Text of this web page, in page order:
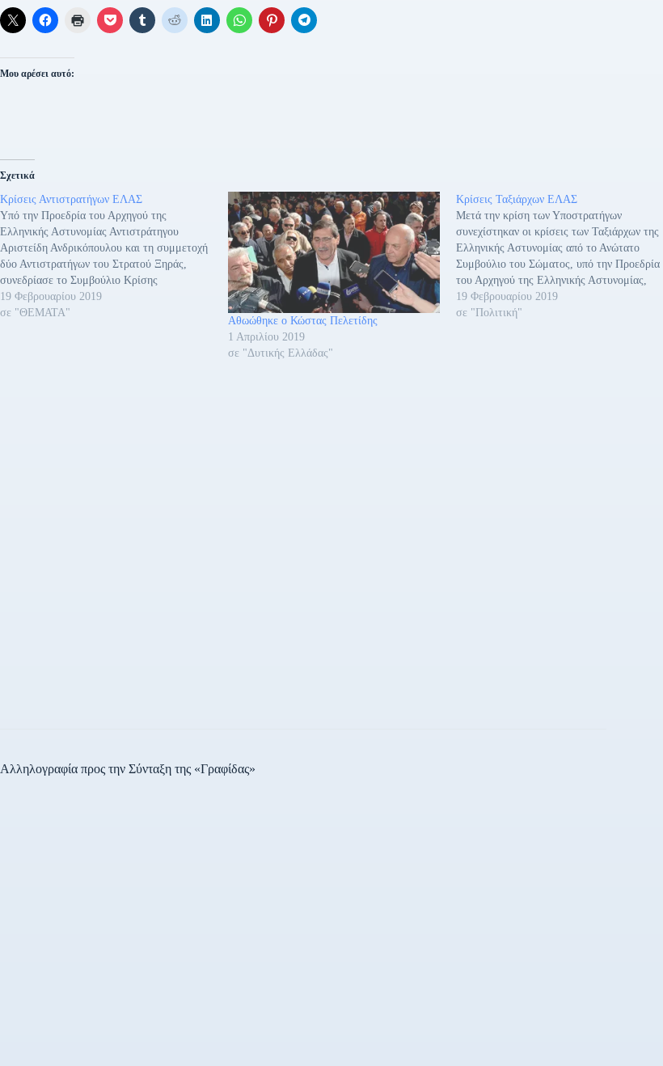
Μου αρέσει αυτό:
Σχετικά
Κρίσεις Αντιστρατήγων ΕΛΑΣ
Υπό την Προεδρία του Αρχηγού της
Ελληνικής Αστυνομίας Αντιστράτηγου
Αριστείδη Ανδρικόπουλου και τη συμμετοχή
δύο Αντιστρατήγων του Στρατού Ξηράς,
συνεδρίασε το Συμβούλιο Κρίσης
Αντιστρατήγων Αστυνομίας και έκρινε ως
διατηρητέους τους κατωτέρω
19 Φεβρουαρίου 2019
σε "ΘΕΜΑΤΑ"
Αθωώθηκε ο Κώστας Πελετίδης
1 Απριλίου 2019
σε "Δυτικής Ελλάδας"
Κρίσεις Ταξιάρχων ΕΛΑΣ
Μετά την κρίση των Υποστρατήγων
συνεχίστηκαν οι κρίσεις των Ταξιάρχων της
Ελληνικής Αστυνομίας από το Ανώτατο
Συμβούλιο του Σώματος, υπό την Προεδρία
του Αρχηγού της Ελληνικής Αστυνομίας,
Αντιστρατήγου Αριστείδη Ανδρικόπουλου και
τη συμμετοχή των Αντιστρατήγων του
19 Φεβρουαρίου 2019
σε "Πολιτική"
Αλληλογραφία προς την Σύνταξη της «Γραφίδας»